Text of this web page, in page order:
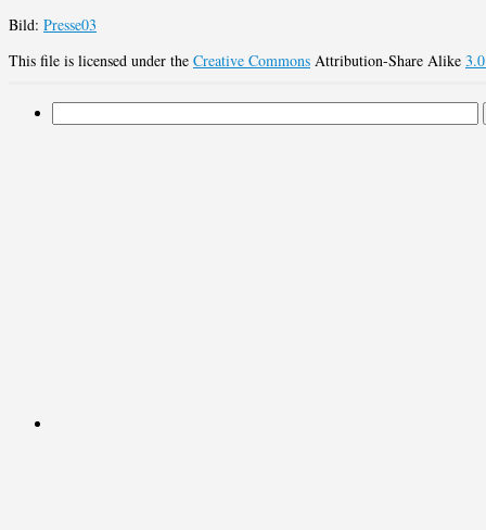
Bild: Presse03
This file is licensed under the Creative Commons Attribution-Share Alike